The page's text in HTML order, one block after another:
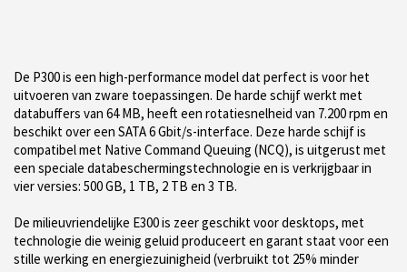
De P300 is een high-performance model dat perfect is voor het
uitvoeren van zware toepassingen. De harde schijf werkt met
databuffers van 64 MB, heeft een rotatiesnelheid van 7.200 rpm en
beschikt over een SATA 6 Gbit/s-interface. Deze harde schijf is
compatibel met Native Command Queuing (NCQ), is uitgerust met
een speciale databeschermingstechnologie en is verkrijgbaar in
vier versies: 500 GB, 1 TB, 2 TB en 3 TB.
De milieuvriendelijke E300 is zeer geschikt voor desktops, met
technologie die weinig geluid produceert en garant staat voor een
stille werking en energiezuinigheid (verbruikt tot 25% minder